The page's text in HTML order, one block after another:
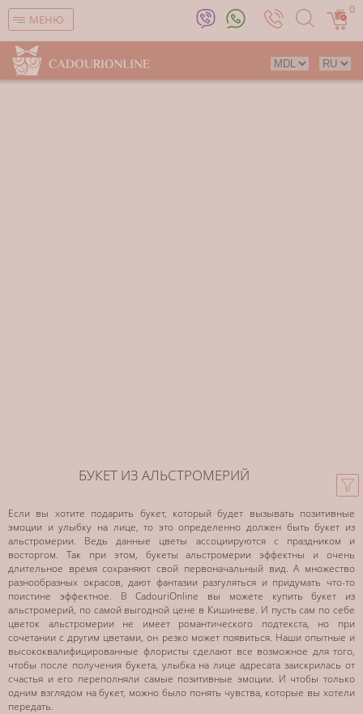
МЕНЮ
0
БУКЕТ ИЗ АЛЬСТРОМЕРИЙ
Если вы хотите подарить букет, который будет вызывать позитивные
эмоции и улыбку на лице, то это определенно должен быть букет из
альстромерии. Ведь данные цветы ассоциируются с праздником и
восторгом. Так при этом, букеты альстромерии эффектны и очень
длительное время сохраняют свой первоначальный вид. А множество
разнообразных окрасов, дают фантазии разгуляться и придумать что-то
поистине эффектное. В CadouriOnline вы можете купить букет из
альстромерий, по самой выгодной цене в Кишиневе. И пусть сам по себе
цветок альстромерии не имеет романтического подтекста, но при
сочетании с другим цветами, он резко может появиться. Наши опытные и
высококвалифицированные флористы сделают все возможное для того,
чтобы после получения букета, улыбка на лице адресата заискрилась от
счастья и его переполняли самые позитивные эмоции. И чтобы только
одним взглядом на букет, можно было понять чувства, которые вы хотели
передать.